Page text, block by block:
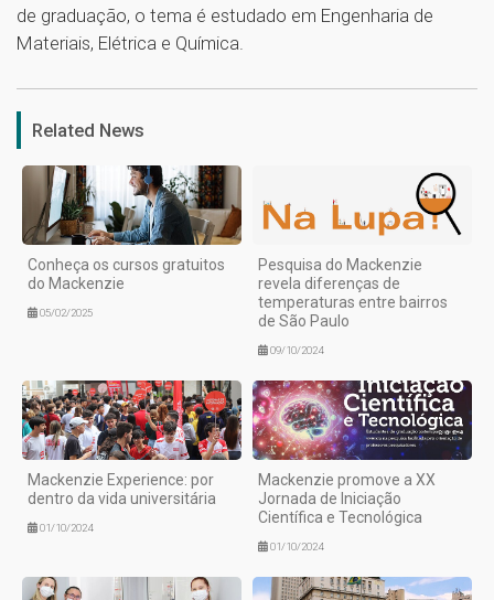
de graduação, o tema é estudado em Engenharia de
Materiais, Elétrica e Química.
Related News
Conheça os cursos gratuitos
do Mackenzie
05/02/2025
Pesquisa do Mackenzie
revela diferenças de
temperaturas entre bairros
de São Paulo
09/10/2024
Mackenzie Experience: por
dentro da vida universitária
01/10/2024
Mackenzie promove a XX
Jornada de Iniciação
Científica e Tecnológica
01/10/2024